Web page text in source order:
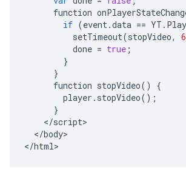
function
if (event.data == YT .
setTimeout(stopVideo,
done = true ;
}
}
function stopVideo()
{
player . stopVideo();
}
</script
</body>
</html>